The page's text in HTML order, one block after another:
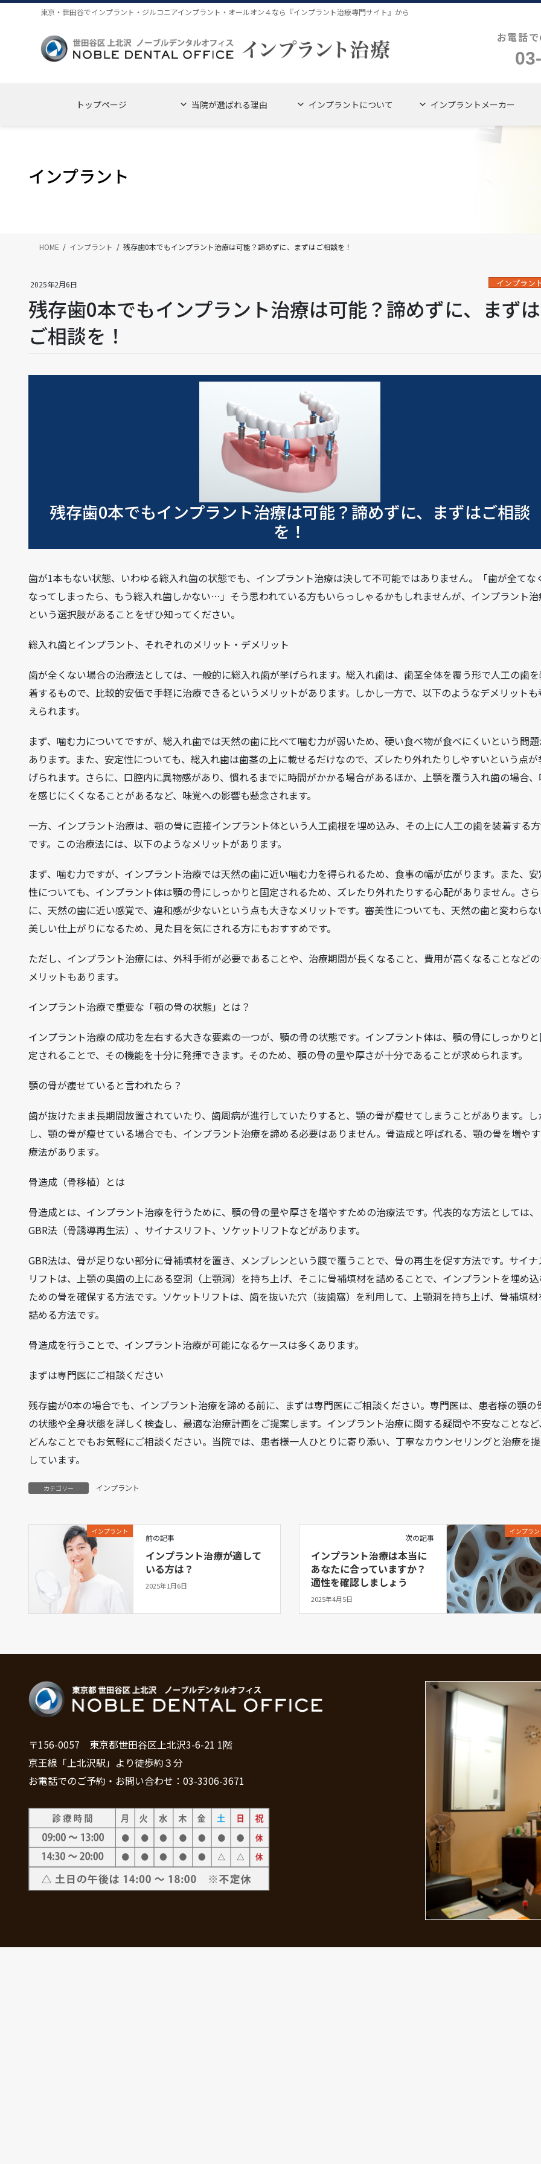
コ
ナ
東京・世田谷でインプラント・ジルコニアインプラント・オールオン４なら『インプラント治療専門サイト』から
お電話
トップページ 当院が選ばれる理由 インプラントについて インプラントメーカー
インプラント
HOME インプラント 残存歯0本でもインプラント治療は可能？諦めずに、まずはご相談を！
2025年2月6日 インプラン
残存歯0本でもインプラント治療は可能？諦めずに、まずは
ご相談を！
残存歯0本でもインプラント治療は可能？諦めずに、まずはご相談
を！
歯が1本もない状態、いわゆる総入れ歯の状態でも、インプラント治療は決して不可能ではありません。「歯が全てな
なってしまったら、もう総入れ歯しかない…」そう思われている方もいらっしゃるかもしれませんが、インプラント治
という選択肢があることをぜひ知ってください。
総入れ歯とインプラント、それぞれのメリット・デメリット
歯が全くない場合の治療法としては、一般的に総入れ歯が挙げられます。総入れ歯は、歯茎全体を覆う形で人工の歯
着するもので、比較的安価で手軽に治療できるというメリットがあります。しかし一方で、以下のようなデメリットも
えられます。
まず、噛む力についてですが、総入れ歯では天然の歯に比べて噛む力が弱いため、硬い食べ物が食べにくいという問
あります。また、安定性についても、総入れ歯は歯茎の上に載せるだけなので、ズレたり外れたりしやすいという点が
げられます。さらに、口腔内に異物感があり、慣れるまでに時間がかかる場合があるほか、上顎を覆う入れ歯の場合
を感じにくくなることがあるなど、味覚への影響も懸念されます。
一方、インプラント治療は、顎の骨に直接インプラント体という人工歯根を埋め込み、その上に人工の歯を装着する
です。この治療法には、以下のようなメリットがあります。
まず、噛む力ですが、インプラント治療では天然の歯に近い噛む力を得られるため、食事の幅が広がります。また、安
性についても、インプラント体は顎の骨にしっかりと固定されるため、ズレたり外れたりする心配がありません。さら
に、天然の歯に近い感覚で、違和感が少ないという点も大きなメリットです。審美性についても、天然の歯と変わらな
美しい仕上がりになるため、見た目を気にされる方にもおすすめです。
ただし、インプラント治療には、外科手術が必要であることや、治療期間が長くなること、費用が高くなることなど
メリットもあります。
インプラント治療で重要な「顎の骨の状態」とは？
インプラント治療の成功を左右する大きな要素の一つが、顎の骨の状態です。インプラント体は、顎の骨にしっかり
定されることで、その機能を十分に発揮できます。そのため、顎の骨の量や厚さが十分であることが求められます。
顎の骨が痩せていると言われたら？
歯が抜けたまま長期間放置されていたり、歯周病が進行していたりすると、顎の骨が痩せてしまうことがあります。し
し、顎の骨が痩せている場合でも、インプラント治療を諦める必要はありません。骨造成と呼ばれる、顎の骨を増や
療法があります。
骨造成（骨移植）とは
骨造成とは、インプラント治療を行うために、顎の骨の量や厚さを増やすための治療法です。代表的な方法としては、
GBR法（骨誘導再生法）、サイナスリフト、ソケットリフトなどがあります。
GBR法は、骨が足りない部分に骨補填材を置き、メンブレンという膜で覆うことで、骨の再生を促す方法です。サイナ
リフトは、上顎の奥歯の上にある空洞（上顎洞）を持ち上げ、そこに骨補填材を詰めることで、インプラントを埋め
ための骨を確保する方法です。ソケットリフトは、歯を抜いた穴（抜歯窩）を利用して、上顎洞を持ち上げ、骨補填材
詰める方法です。
骨造成を行うことで、インプラント治療が可能になるケースは多くあります。
まずは専門医にご相談ください
残存歯が0本の場合でも、インプラント治療を諦める前に、まずは専門医にご相談ください。専門医は、患者様の顎の
の状態や全身状態を詳しく検査し、最適な治療計画をご提案します。インプラント治療に関する疑問や不安なことなど
どんなことでもお気軽にご相談ください。当院では、患者様一人ひとりに寄り添い、丁寧なカウンセリングと治療を
しています。
カテゴリー インプラント
インプラント
前の記事
インプラント治療が適して
いる方は？
2025年1月6日
インプラン
次の記事
インプラント治療は本当に
あなたに合っていますか？
適性を確認しましょう
2025年4月5日
〒156-0057 東京都世田谷区上北沢3-6-21 1階
京王線「上北沢駅」より徒歩約３分
お電話でのご予約・お問い合わせ：03-3306-3671